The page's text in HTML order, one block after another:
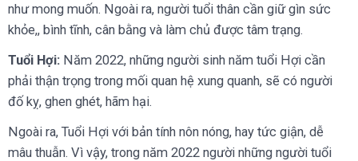
như mong muốn. Ngoài ra, người tuổi thân cần giữ gìn sức
khỏe,, bình tĩnh, cân bằng và làm chủ được tâm trạng.
Tuổi Hợi: Năm 2022, những người sinh năm tuổi Hợi cần
phải thận trọng trong mối quan hệ xung quanh, sẽ có người
đố kỵ, ghen ghét, hãm hại.
Ngoài ra, Tuổi Hợi với bản tính nôn nóng, hay tức giận, dễ
mâu thuẫn. Vì vậy, trong năm 2022 người những người tuổi